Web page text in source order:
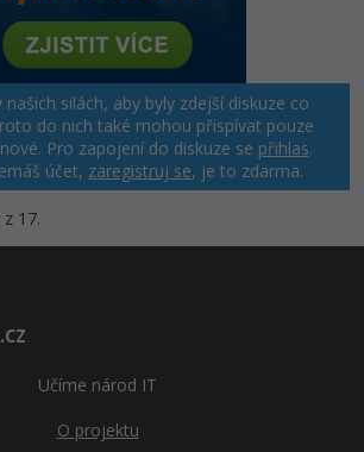
silách, aby byly zdejší diskuze co
do nich také mohou přispívat pouze
Pro zapojení do diskuze se přihlas.
účet, zaregistruj se, je to zdarma.
17.
Učíme národ IT
O projektu